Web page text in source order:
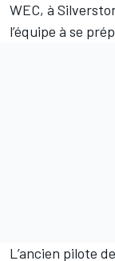
WEC, à
l’équipe à se
L’ancien pilote